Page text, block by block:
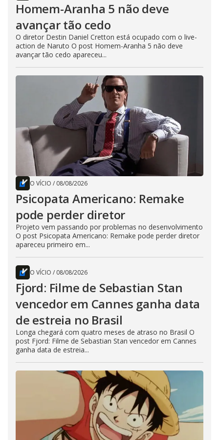
Homem-Aranha 5 não deve
avançar tão cedo
O diretor Destin Daniel Cretton está ocupado com o live-
action de Naruto O post Homem-Aranha 5 não deve
avançar tão cedo apareceu...
O VÍCIO / 08/08/2026
Psicopata Americano: Remake
pode perder diretor
Projeto vem passando por problemas no desenvolvimento
O post Psicopata Americano: Remake pode perder diretor
apareceu primeiro em...
O VÍCIO / 08/08/2026
Fjord: Filme de Sebastian Stan
vencedor em Cannes ganha data
de estreia no Brasil
Longa chegará com quatro meses de atraso no Brasil O
post Fjord: Filme de Sebastian Stan vencedor em Cannes
ganha data de estreia...